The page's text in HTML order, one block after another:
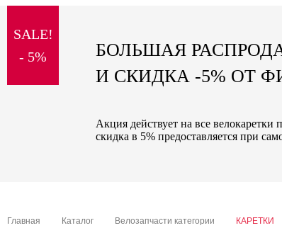
sale
special price
SALE!
- 5%
БОЛЬШАЯ
И СКИДКА -5% ОТ
Акция действует на все
скидка в 5% предоставляется при
Главная Каталог Велозапчасти категории КАРЕТКИ